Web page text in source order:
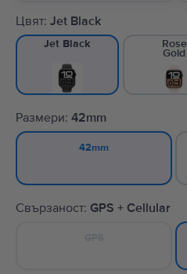
Цвят: Jet Black
Jet Black Rose
Gold
Размери: 42mm
42mm
Свързаност: GPS + Cellular